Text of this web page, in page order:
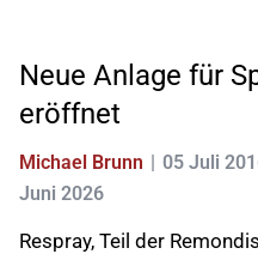
Neue Anlage für
eröffnet
Michael Brunn 05 Juli
Juni 2026
Respray, Teil der